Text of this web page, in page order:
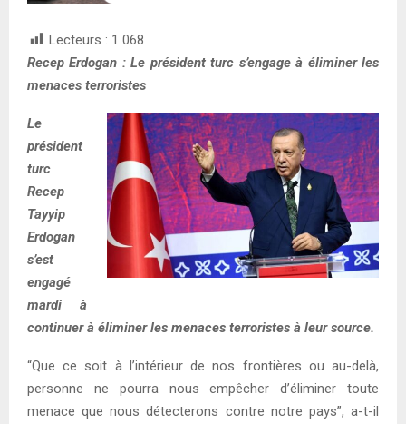
Lecteurs : 1 068
Recep Erdogan : Le président turc s’engage à éliminer les
menaces terroristes
Le
président
turc
Recep
Tayyip
Erdogan
s’est
engagé
mardi à
continuer à éliminer les menaces terroristes à leur source.
“Que ce soit à l’intérieur de nos frontières ou au-delà,
personne ne pourra nous empêcher d’éliminer toute
menace que nous détecterons contre notre pays”, a-t-il